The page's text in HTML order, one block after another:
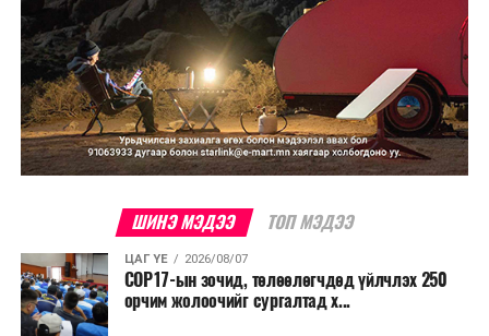
ШИНЭ МЭДЭЭ ТОП МЭДЭЭ
ЦАГ ҮЕ 2026/08/07
COP17-ын зочид, төлөөлөгчдөд үйлчлэх 250
орчим жолоочийг сургалтад х...